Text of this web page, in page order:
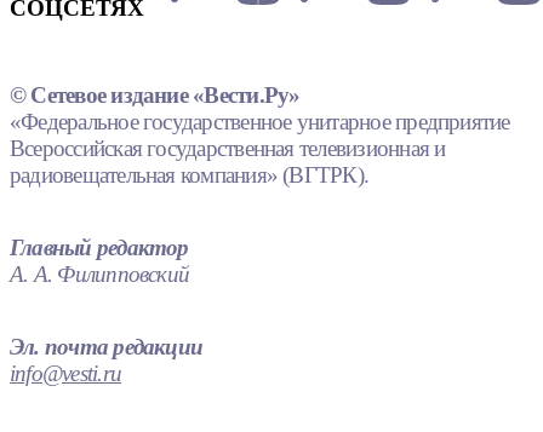
СОЦСЕТЯХ
© Сетевое издание «Вести.Ру»
«Федеральное государственное унитарное предприятие
Всероссийская государственная телевизионная и
радиовещательная компания» (ВГТРК).
Главный редактор
А. А. Филипповский
Эл. почта редакции
info@vesti.ru